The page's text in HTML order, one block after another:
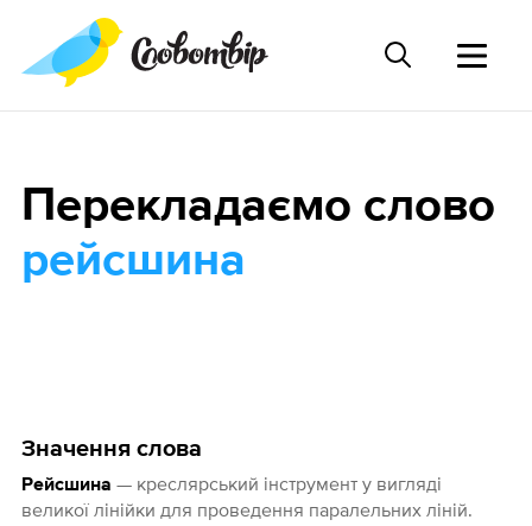
Значення слова
Рейсшина — креслярський інструмент у вигляді
великої лінійки для проведення паралельних ліній.
Перекладаємо слово
рейсшина